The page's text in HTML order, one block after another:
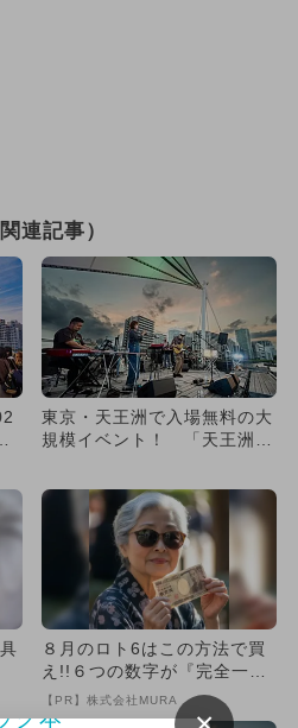
連記事）
東京・天王洲で入場無料の大
規模イベント！ 「天王洲キ
８月のロト6はこの方法で買
え!!６つの数字が『完全一
致』する方法
【PR】株式会社MURA